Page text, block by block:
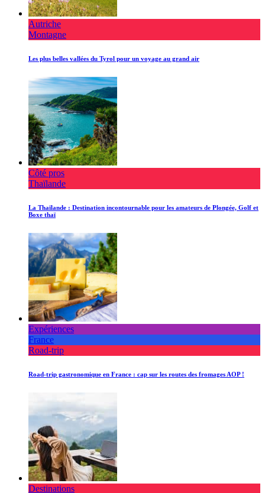
Autriche
Montagne
Les plus belles vallées du Tyrol pour un voyage au grand air
Côté pros
Thaïlande
La Thaïlande : Destination incontournable pour les amateurs de Plongée, Golf et
Boxe thaï
Expériences
France
Road-trip
Road-trip gastronomique en France : cap sur les routes des fromages AOP !
Destinations